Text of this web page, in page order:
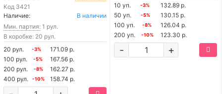
Код 3421
Наличие:
В наличии
Мин. партия: 1 рул.
В коробке: 20 рул.
20 рул.
-3%
171.09 р.
100 рул.
-5%
167.56 р.
200 рул.
-8%
162.27 р.
400 рул.
-10% 158.74 р.
10 уп.
-3%
132.89 р.
50 уп.
-5%
130.15 р.
100 уп.
-8%
126.04 р.
200 уп.
-10% 123.30 р.
+
-